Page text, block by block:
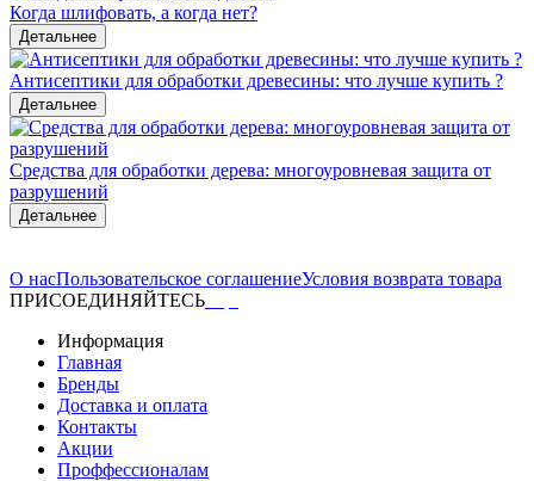
Когда шлифовать, а когда нет?
Детальнее
Антисептики для обработки древесины: что лучше купить ?
Детальнее
Средства для обработки дерева: многоуровневая защита от
разрушений
Детальнее
О насПользовательское соглашениеУсловия возврата товара
ПРИСОЕДИНЯЙТЕСЬ
Информация
Главная
Бренды
Доставка и оплата
Контакты
Акции
Проффессионалам